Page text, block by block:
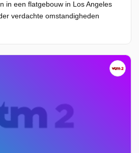
in een flatgebouw in Los Angeles
verdachte omstandigheden